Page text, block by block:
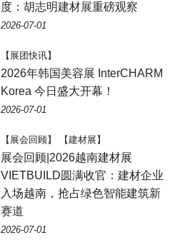
度：胡志明建材展重磅观察
2026-07-01
【展团快讯】
2026年韩国美容展 InterCHARM
Korea 今日盛大开幕！
2026-07-01
【展会回顾】 【建材展】
展会回顾|2026越南建材展
VIETBUILD圆满收官：建材企业
入场越南，抢占绿色智能建筑新
赛道
2026-07-01